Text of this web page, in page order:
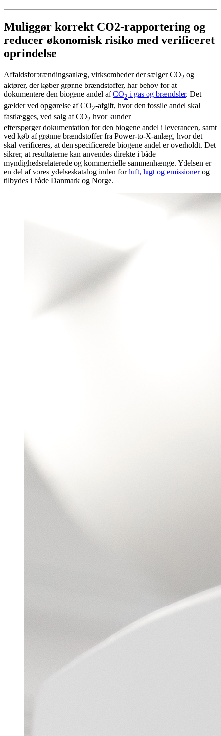
Muliggør korrekt CO2-rapportering og
reducer økonomisk risiko med verificeret
oprindelse
Affaldsforbrændingsanlæg, virksomheder der sælger CO2 og
aktører, der køber grønne brændstoffer, har behov for at
dokumentere den biogene andel afCO2 i gas og brændsler. Det
gælder ved opgørelse af CO2-afgift, hvor den fossile andel skal
fastlægges, ved salg af CO2 hvor kunder
efterspørger dokumentation for den biogene andel i leverancen, samt
ved køb af grønne brændstoffer fra Power-to-X-anlæg, hvor det
skal verificeres, at den specificerede biogene andel er overholdt. Det
sikrer, at resultaterne kan anvendes direkte i både
myndighedsrelaterede og kommercielle sammenhænge. Ydelsen er
en del af vores ydelseskatalog inden forluft, lugt og emissionerog
tilbydes i både Danmark og Norge.